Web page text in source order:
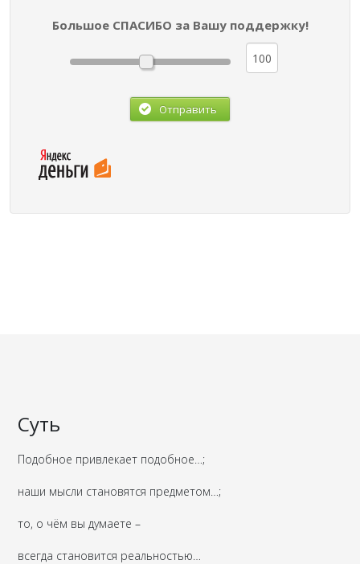
Большое СПАСИБО за Вашу поддержку!
Отправить
Суть
Подобное привлекает подобное…;
наши мысли становятся предметом…;
то, о чём вы думаете –
всегда становится реальностью…